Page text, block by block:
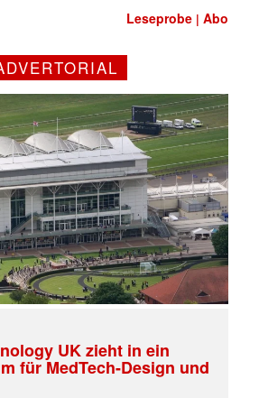
✕
Leseprobe |Abo
UK zieht in ein
für MedTech-Design und